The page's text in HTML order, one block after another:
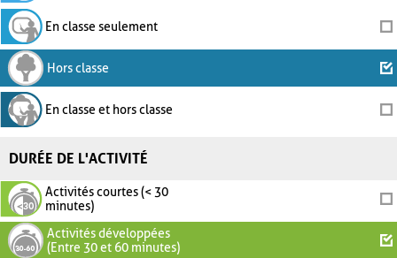
En classe seulement
Hors classe
En classe et hors classe
DURÉE DE L'ACTIVITÉ
Activités courtes (< 30
minutes)
Activités développées
(Entre 30 et 60 minutes)